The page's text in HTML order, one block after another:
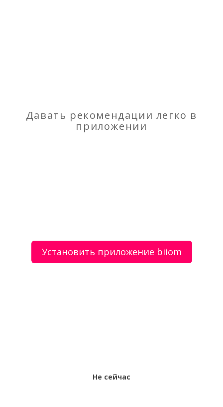
Рекомендую
О сервисе Объявления
Добавить объявление
Давать рекомендации легко в
приложении
Установить приложение biiom
Не сейчас